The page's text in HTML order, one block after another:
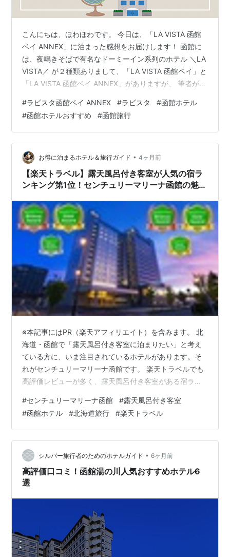
こんにちは、ほわほわです。 今日は、「LA VISTA 函館
ベイ ANNEX」に泊まった感想をお届けします！ 函館に
は、夜鳴きそばで有名なドーミーイン系列のホテル ＼LA
VISTA／ が２種類ありまして、「LA VISTA 函館ベイ」と
「LA VISTA 函館ベイ ANNEX」がありますが、 筆者が泊
テルに関しては、紹介したい部分が多すぎて、３記事に
分けてます✨ ①ホテルの設備紹介（大浴場など）←今回
②ホテルのお部屋紹介 ③ホテルのお食事紹介 まずはホ
テル探検、エントランスやウェルカムサービスなどにつ
いて紹介するよ！ ※ ナ…
#ラビスタ函館ベイ ANNEX #ラビスタ #函館ホテル
#函館ホテルおすすめ #函館旅行
お得に泊まるホテル＆旅行ガイド • 4ヶ月前
【楽天トラベル】露天風呂付き客室が人気の宿ラ
ンキング第1位！センチュリーマリーナ函館の魅力
※本記事にはPR（楽天アフィリエイト）を含みます。 北
海道・函館で「露天風呂付き客室に泊まりたい」と考え
ている方に、いま注目されているホテルがあります。そ
れがセンチュリーマリーナ函館です。 楽天トラベルでも
高評価レビューが多く、露天風呂付き客室がある宿ラン
館駅から徒歩圏内というアクセスの良さに加え、温泉・
朝食・客室の満足度が非常に高いことで知られていま
す。 「せっかく旅行するなら、ちょっと贅沢したい」そ
んな方にぴったりの宿です。 センチュリーマリーナ函館
センチュリーマリーナ函館が人気の理由 🌟 露天風呂付き
客室でプライベート温泉を満喫周り…
#センチュリーマリーナ函館 #露天風呂付き客室
#函館ホテル #北海道旅行 #楽天トラベル
シルバー旅行者のためのホテルガイド • 6ヶ月前
高評価口コミ！函館湯の川人気おすすめホテル6
選